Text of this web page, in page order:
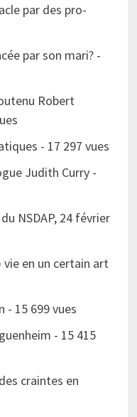
par des pro-
par son mari?-
Robert
- 17 297 vues
Judith Curry-
NSDAP, 24 février
vie en un certain art
- 15 699 vues
- 15 415
craintes en